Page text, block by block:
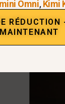
Omni,Kimi
RÉDUCTION
MAINTENANT